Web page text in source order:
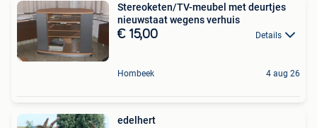
Stereoketen/TV-meubel met deurtjes
nieuwstaat wegens verhuis
€ 15,00 Details
Hombeek 4 aug 26
edelhert